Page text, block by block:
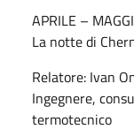
APRILE –
La notte di
Relatore: Ivan
Ingegnere,
termotecnico